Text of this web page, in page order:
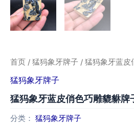
首页 / 猛犸象牙牌子 / 猛犸象牙蓝皮
猛犸象牙牌子
猛犸象牙蓝皮俏色巧雕貔貅牌
分类： 猛犸象牙牌子